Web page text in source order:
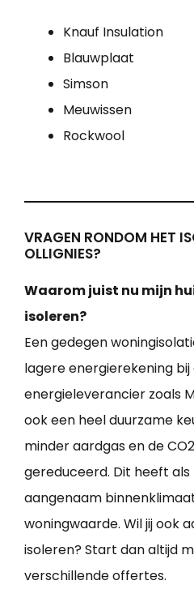
Knauf Insulation
Blauwplaat
Simson
Meuwissen
Rockwool
VRAGEN RONDOM HET
OLLIGNIES?
Waarom juist nu mijn
isoleren?
Een gedegen
lagere energierekening bij
energieleverancier zoals
ook een heel duurzame
minder aardgas en de
gereduceerd. Dit heeft
aangenaam
woningwaarde. Wil jij ook
isoleren? Start dan altijd
verschillende offertes.